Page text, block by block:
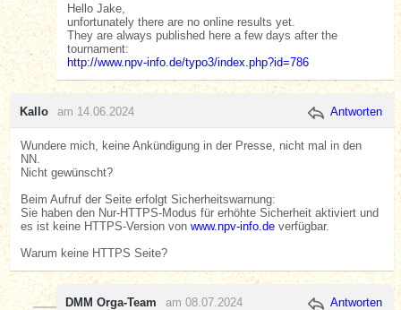
Hello Jake,
unfortunately there are no online results yet.
They are always published here a few days after the
tournament:
http://www.npv-info.de/typo3/index.php?id=786
Kallo am 14.06.2024 Antworten
Wundere mich, keine Ankündigung in der Presse, nicht mal in den
NN.
Nicht gewünscht?
Beim Aufruf der Seite erfolgt Sicherheitswarnung:
Sie haben den Nur-HTTPS-Modus für erhöhte Sicherheit aktiviert und
es ist keine HTTPS-Version vonwww.npv-info.de verfügbar.
Warum keine HTTPS Seite?
DMM Orga-Team am 08.07.2024 Antworten